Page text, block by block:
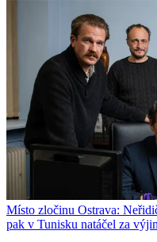
Místo zločinu Ostrava:
pak v Tunisku natáčel za